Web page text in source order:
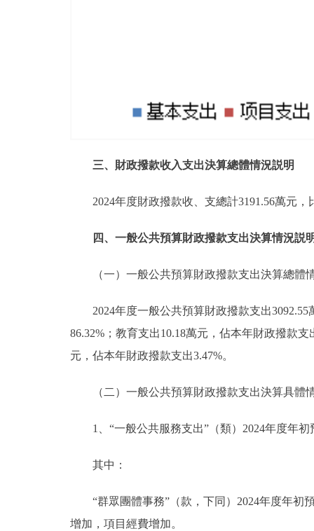
三、財政撥款收入支出決算總體情況説明
2024年度財政撥款收、支總計3191.56萬元
四、一般公共預算財政撥款支出決算情況説
（一）一般公共預算財政撥款支出決算總體
2024年度一般公共預算財政撥款支出
86.32%；教育支出10.18萬元，佔本年財政撥款
元，佔本年財政撥款支出3.47%。
（二）一般公共預算財政撥款支出決算具體
1、“一般公共服務支出”（類）2024年度年
其中：
“群眾團體事務”（款，下同）2024年度年初
增加，項目經費增加。